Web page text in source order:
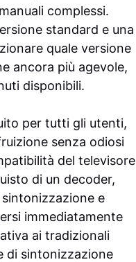
complessi.
standard e una
quale versione
ancora più agevole,
disponibili.
per tutti gli utenti,
senza odiosi
del televisore
di un decoder,
e
immediatamente
ai tradizionali
di sintonizzazione